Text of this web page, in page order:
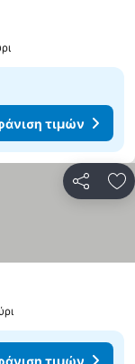
τιμών
τιμών